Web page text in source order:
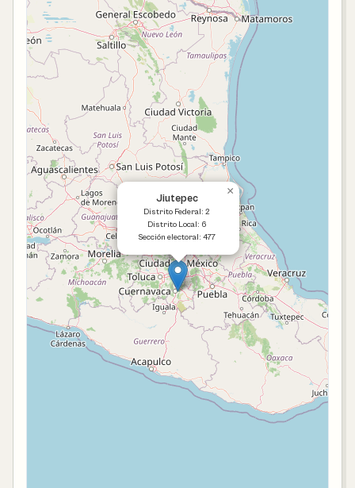
Jiutepec
Distrito Federal: 2
Distrito Local: 6
Sección electoral: 477
×